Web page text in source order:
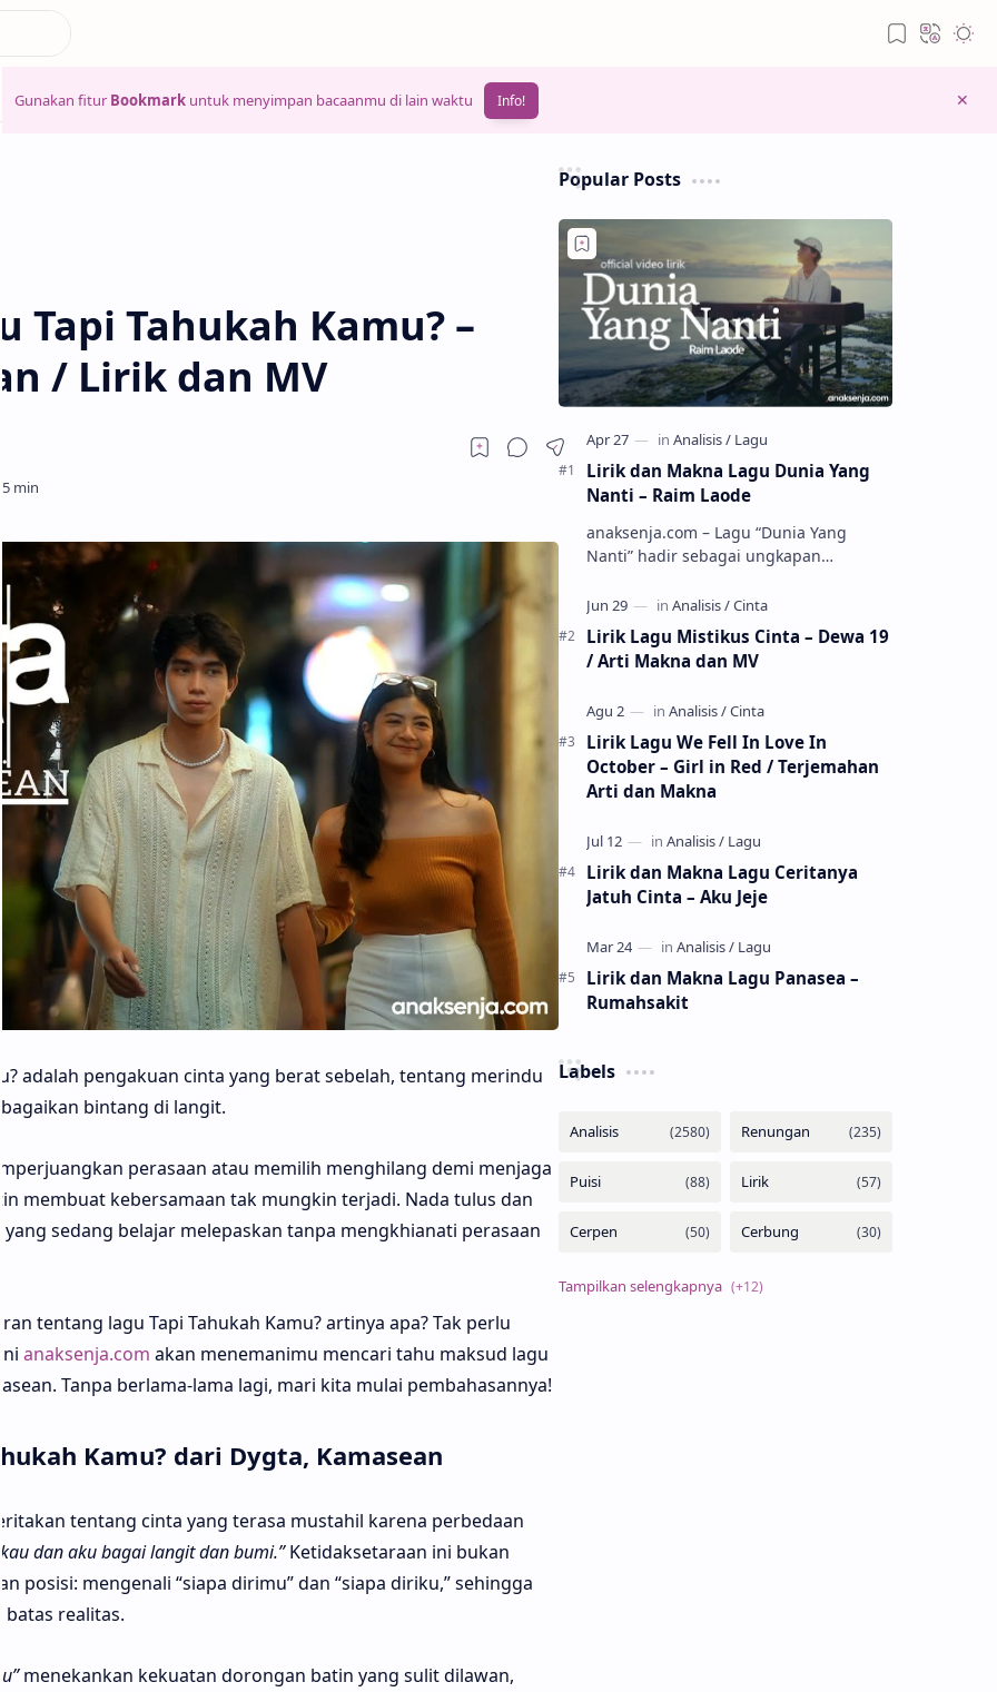
Gunakan fitur Bookmarkuntuk menyimpan bacaanmu di lain waktu Info!
Tapi Tahukah Kamu? –
/ Lirik dan MV
adalah pengakuan cinta yang berat sebelah, tentang merindu
bintang di langit.
perasaan atau memilih menghilang demi menjaga
membuat kebersamaan tak mungkin terjadi. Nada tulus dan
sedang belajar melepaskan tanpa mengkhianati perasaan
tentang lagu Tapi Tahukah Kamu? artinya apa? Tak perlu
anaksenja.com akan menemanimu mencari tahu maksud lagu
Tanpa berlama-lama lagi, mari kita mulai pembahasannya!
Kamu? dari Dygta, Kamasean
tentang cinta yang terasa mustahil karena perbedaan
kau dan aku bagai langit dan bumi.”Ketidaksetaraan ini bukan
posisi: mengenali “siapa dirimu” dan “siapa diriku,” sehingga
realitas.
menekankan kekuatan dorongan batin yang sulit dilawan,
Popular Posts
Lirik dan Makna Lagu Dunia Yang
Nanti – Raim Laode
anaksenja.com – Lagu “Dunia Yang
Nanti” hadir sebagai ungkapan
tak selalu bisa dimiliki. Mengangkat
kisah du…
Lirik Lagu Mistikus Cinta – Dewa 19
/ Arti Makna dan MV
Lirik Lagu We Fell In Love In
October – Girl in Red / Terjemahan
Arti dan Makna
Lirik dan Makna Lagu Ceritanya
Jatuh Cinta – Aku Jeje
Lirik dan Makna Lagu Panasea –
Rumahsakit
Labels